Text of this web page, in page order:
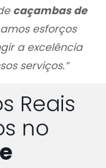
caçambas de
esforços
a excelência
serviços.”
Reais
no